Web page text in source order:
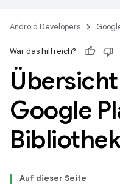
Android Developers
War das hilfreich?
Google
Auf dieser Seite